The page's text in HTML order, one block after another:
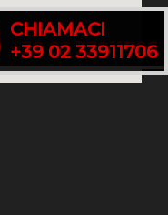
CHIAMACI
+39 02 33911706
CHIAMACI
+39 02 33911706